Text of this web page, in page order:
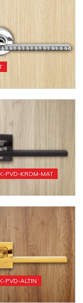
PVD-KROM-MAT
PVD-ALTIN